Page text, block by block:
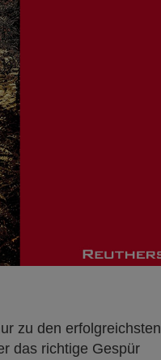
zu den erfolgreichsten
das richtige Gespür